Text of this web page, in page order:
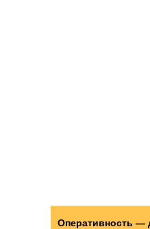
Оперативность —